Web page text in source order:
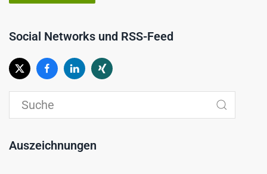
Social Networks und RSS-Feed
Auszeichnungen